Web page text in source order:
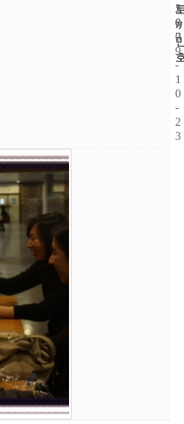
5
0
7
2
0
0
9
-
1
0
-
2
3